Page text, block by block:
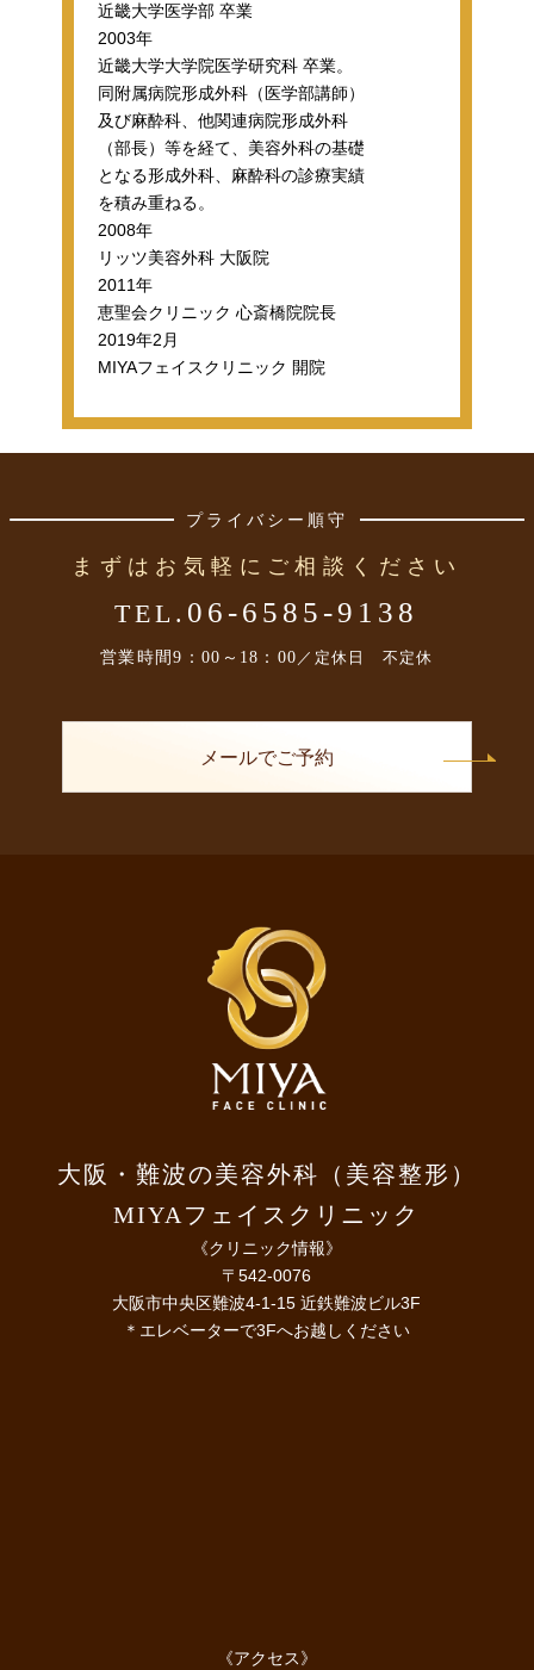
近畿大学医学部 卒業
2003年
近畿大学大学院医学研究科 卒業。
同附属病院形成外科（医学部講師）
及び麻酔科、他関連病院形成外科
（部長）等を経て、美容外科の基礎
となる形成外科、麻酔科の診療実績
を積み重ねる。
2008年
リッツ美容外科 大阪院
2011年
恵聖会クリニック 心斎橋院院長
2019年2月
MIYAフェイスクリニック 開院
プライバシー順守
まずはお気軽にご相談ください
TEL. 06-6585-9138
営業時間9：00～18：00 ／定休日 不定休
メールでご予約
大阪・難波の美容外科（美容整形）
MIYAフェイスクリニック
《クリニック情報》
〒542-0076
大阪市中央区難波4-1-15 近鉄難波ビル3F
＊エレベーターで3Fへお越しください
《アクセス》